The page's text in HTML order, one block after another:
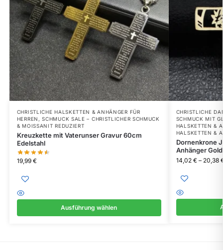
CHRISTLICHE HALSKETTEN & ANHÄNGER FÜR
HERREN ,SCHMUCK SALE – CHRISTLICHER SCHMUCK
& MOISSANIT REDUZIERT
Kreuzkette mit Vaterunser Gravur 60cm
Edelstahl
19,99 €
Ausführung wählen
CHRISTLICHE
SCHMUCK MIT
HALSKETTEN &
HALSKETTEN &
Dornenkrone
Anhänger
14,02 € – 20,38